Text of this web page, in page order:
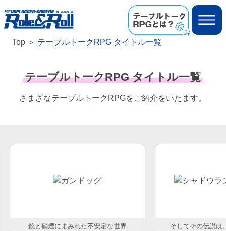
Top テーブルトークRPG タイトル一覧
テーブルトークRPG タイトル一覧
さまざなテーブルトークRPGをご紹介をいたます。
銃と硝煙にまみれた不安定な世界 そしてその伝説は、今